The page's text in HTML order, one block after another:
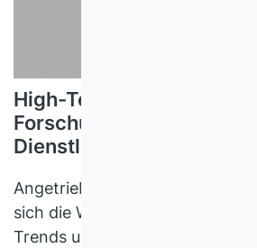
High-Tech meets High-
Forschungsagenda für die
Dienstleistungswende
Angetrieben durch die
sich die Wertschöpfung im
Trends und Entwicklungen